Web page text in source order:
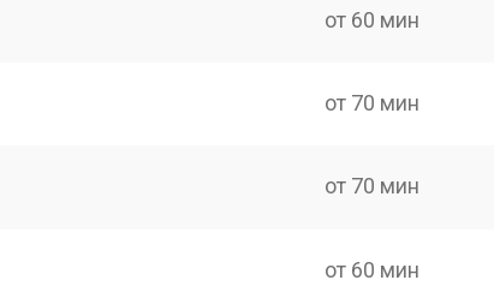
от 60 мин
от 70 мин
от 70 мин
от 60 мин